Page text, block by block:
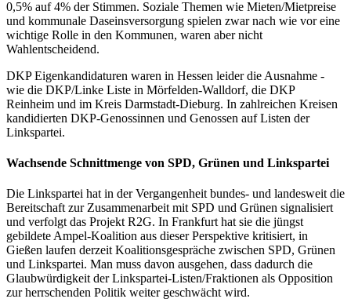
0,5% auf 4% der Stimmen. Soziale Themen wie Mieten/Mietpreise
und kommunale Daseinsversorgung spielen zwar nach wie vor eine
wichtige Rolle in den Kommunen, waren aber nicht
Wahlentscheidend.
DKP Eigenkandidaturen waren in Hessen leider die Ausnahme -
wie die DKP/Linke Liste in Mörfelden-Walldorf, die DKP
Reinheim und im Kreis Darmstadt-Dieburg. In zahlreichen Kreisen
kandidierten DKP-Genossinnen und Genossen auf Listen der
Linkspartei.
Wachsende Schnittmenge von SPD, Grünen und Linkspartei
Die Linkspartei hat in der Vergangenheit bundes- und landesweit die
Bereitschaft zur Zusammenarbeit mit SPD und Grünen signalisiert
und verfolgt das Projekt R2G. In Frankfurt hat sie die jüngst
gebildete Ampel-Koalition aus dieser Perspektive kritisiert, in
Gießen laufen derzeit Koalitionsgespräche zwischen SPD, Grünen
und Linkspartei. Man muss davon ausgehen, dass dadurch die
Glaubwürdigkeit der Linkspartei-Listen/Fraktionen als Opposition
zur herrschenden Politik weiter geschwächt wird.